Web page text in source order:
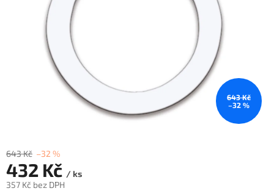
643 Kč
–32 %
643 Kč –32 %
432 Kč / ks
357 Kč bez DPH